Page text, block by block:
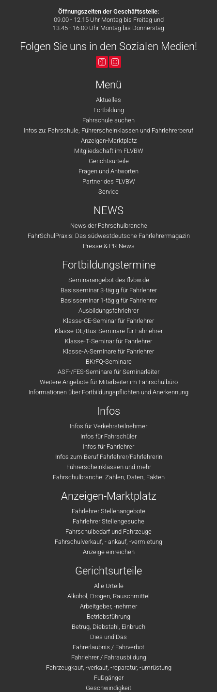
Öffnungszeiten der Geschäftsstelle:
09.00 - 12.15 Uhr Montag bis Freitag und
13.45 - 16.00 Uhr Montag bis Donnerstag
Folgen Sie uns in den Sozialen Medien!
Menü
Aktuelles
Fortbildung
Fahrschule suchen
Infos zu: Fahrschule, Führerscheinklassen und Fahrlehrerberuf
Anzeigen-Marktplatz
Mitgliedschaft im FLVBW
Gerichtsurteile
Fragen und Antworten
Partner des FLVBW
Service
NEWS
News der Fahrschulbranche
FahrSchulPraxis: Das südwestdeutsche Fahrlehrermagazin
Presse & PR-News
Fortbildungstermine
Seminarangebot des flvbw.de
Basisseminar 3-tägig für Fahrlehrer
Basisseminar 1-tägig für Fahrlehrer
Ausbildungsfahrlehrer
Klasse-CE-Seminar für Fahrlehrer
Klasse-DE/Bus-Seminare für Fahrlehrer
Klasse-T-Seminar für Fahrlehrer
Klasse-A-Seminare für Fahrlehrer
BKrFQ-Seminare
ASF-/FES-Seminare für Seminarleiter
Weitere Angebote für Mitarbeiter im Fahrschulbüro
Informationen über Fortbildungspflichten und Anerkennung
Infos
Infos für Verkehrsteilnehmer
Infos für Fahrschüler
Infos für Fahrlehrer
Infos zum Beruf Fahrlehrer/Fahrlehrerin
Führerscheinklassen und mehr
Fahrschulbranche: Zahlen, Daten, Fakten
Anzeigen-Marktplatz
Fahrlehrer Stellenangebote
Fahrlehrer Stellengesuche
Fahrschulbedarf und Fahrzeuge
Fahrschulverkauf, - ankauf, -vermietung
Anzeige einreichen
Gerichtsurteile
Alle Urteile
Alkohol, Drogen, Rauschmittel
Arbeitgeber, -nehmer
Betriebsführung
Betrug, Diebstahl, Einbruch
Dies und Das
Fahrerlaubnis / Fahrverbot
Fahrlehrer / Fahrausbildung
Fahrzeugkauf, -verkauf, -reparatur, -umrüstung
Fußgänger
Geschwindigkeit